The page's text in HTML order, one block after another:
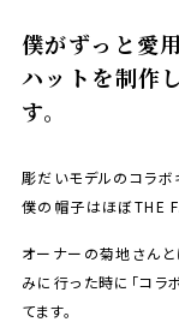
僕がずっと愛
ハットを制作
す。
彫だいモデルのコラボ
僕の帽子はほぼTHE
オーナーの菊地さん
みに行った時に「コラ
てます。